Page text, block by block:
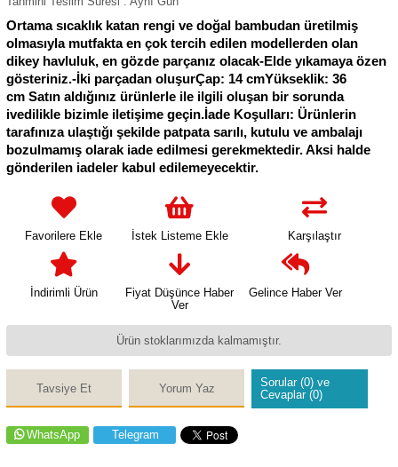
Ortama sıcaklık katan rengi ve doğal bambudan üretilmiş
olmasıyla mutfakta en çok tercih edilen modellerden olan
dikey havluluk, en gözde parçanız olacak-Elde yıkamaya özen
gösteriniz.-İki parçadan oluşurÇap: 14 cmYükseklik: 36
cm Satın aldığınız ürünlerle ile ilgili oluşan bir sorunda
ivedilikle bizimle iletişime geçin.İade Koşulları: Ürünlerin
tarafınıza ulaştığı şekilde patpata sarılı, kutulu ve ambalajı
bozulmamış olarak iade edilmesi gerekmektedir. Aksi halde
gönderilen iadeler kabul edilemeyecektir.
Favorilere Ekle İstek Listeme Ekle Karşılaştır
İndirimli Ürün
Fiyat Düşünce Haber
Ver
Gelince Haber Ver
Ürün stoklarımızda kalmamıştır.
Tavsiye Et Yorum Yaz
Sorular (0) ve
Cevaplar (0)
WhatsApp Telegram